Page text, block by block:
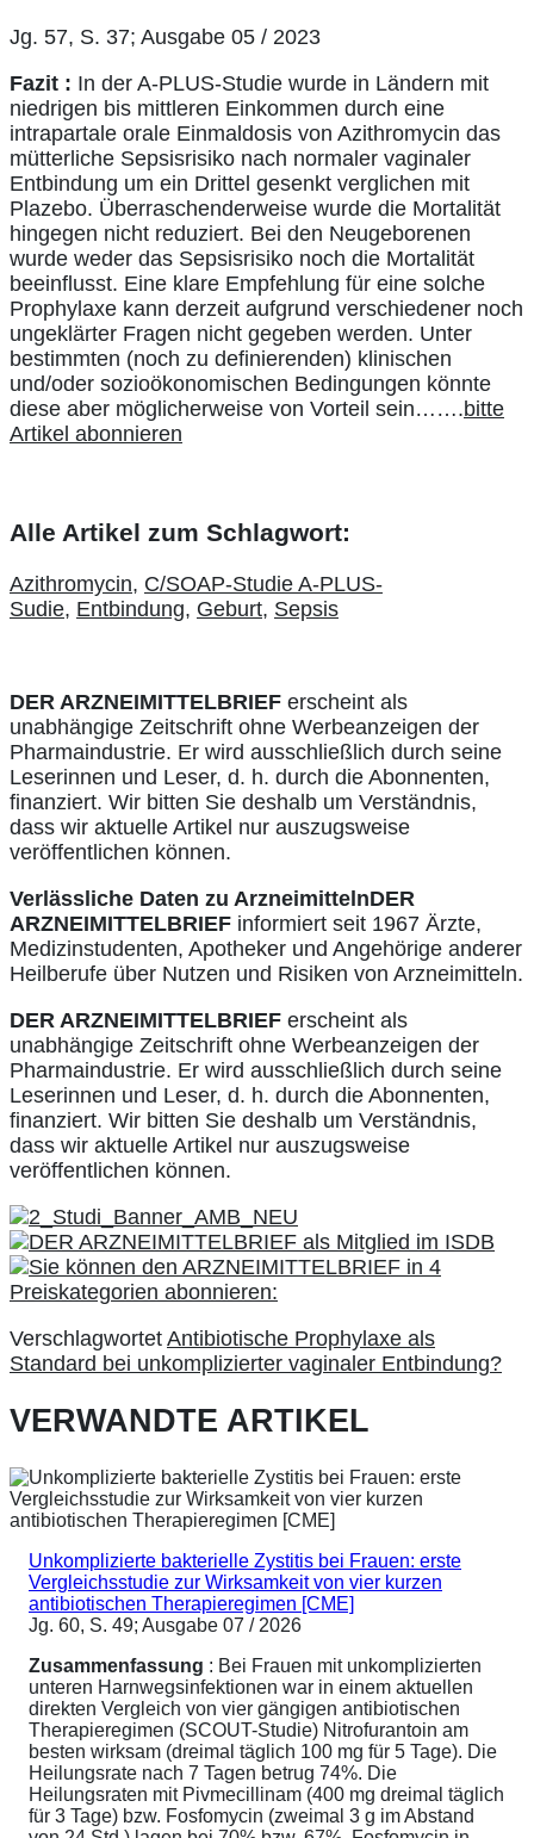
Jg. 57, S. 37; Ausgabe 05 / 2023
Fazit : In der A-PLUS-Studie wurde in Ländern mit
niedrigen bis mittleren Einkommen durch eine
intrapartale orale Einmaldosis von Azithromycin das
mütterliche Sepsisrisiko nach normaler vaginaler
Entbindung um ein Drittel gesenkt verglichen mit
Plazebo. Überraschenderweise wurde die Mortalität
hingegen nicht reduziert. Bei den Neugeborenen
wurde weder das Sepsisrisiko noch die Mortalität
beeinflusst. Eine klare Empfehlung für eine solche
Prophylaxe kann derzeit aufgrund verschiedener noch
ungeklärter Fragen nicht gegeben werden. Unter
bestimmten (noch zu definierenden) klinischen
und/oder sozioökonomischen Bedingungen könnte
diese aber möglicherweise von Vorteil sein…….bitte
Artikel abonnieren
Alle Artikel zum Schlagwort:
Azithromycin, C/SOAP-Studie A-PLUS-
Sudie, Entbindung, Geburt, Sepsis
DER ARZNEIMITTELBRIEF erscheint als
unabhängige Zeitschrift ohne Werbeanzeigen der
Pharmaindustrie. Er wird ausschließlich durch seine
Leserinnen und Leser, d. h. durch die Abonnenten,
finanziert. Wir bitten Sie deshalb um Verständnis,
dass wir aktuelle Artikel nur auszugsweise
veröffentlichen können.
Verlässliche Daten zu ArzneimittelnDER
ARZNEIMITTELBRIEF informiert seit 1967 Ärzte,
Medizinstudenten, Apotheker und Angehörige anderer
Heilberufe über Nutzen und Risiken von Arzneimitteln.
DER ARZNEIMITTELBRIEF erscheint als
unabhängige Zeitschrift ohne Werbeanzeigen der
Pharmaindustrie. Er wird ausschließlich durch seine
Leserinnen und Leser, d. h. durch die Abonnenten,
finanziert. Wir bitten Sie deshalb um Verständnis,
dass wir aktuelle Artikel nur auszugsweise
veröffentlichen können.
Verschlagwortet Antibiotische Prophylaxe als
Standard bei unkomplizierter vaginaler Entbindung?
VERWANDTE ARTIKEL
Unkomplizierte bakterielle Zystitis bei Frauen: erste
Vergleichsstudie zur Wirksamkeit von vier kurzen
antibiotischen Therapieregimen [CME]
Jg. 60, S. 49; Ausgabe 07 / 2026
Zusammenfassung : Bei Frauen mit unkomplizierten
unteren Harnwegsinfektionen war in einem aktuellen
direkten Vergleich von vier gängigen antibiotischen
Therapieregimen (SCOUT-Studie) Nitrofurantoin am
besten wirksam (dreimal täglich 100 mg für 5 Tage). Die
Heilungsrate nach 7 Tagen betrug 74%. Die
Heilungsraten mit Pivmecillinam (400 mg dreimal täglich
für 3 Tage) bzw. Fosfomycin (zweimal 3 g im Abstand